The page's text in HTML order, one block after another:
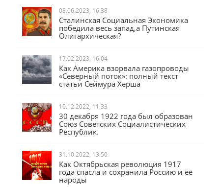
08.06.2023, 16:38
Сталинская Социальная Экономика
победила весь запад,а Путинская
Олигархическая?
17.02.2023, 16:04
Как Америка взорвала газопроводы
«Северный поток»: полный текст
статьи Сеймура Херша
10.12.2022, 11:33
30 декабря 1922 года был образован
Союз Советских Социалистических
Республик.
31.10.2022, 13:50
Как Октябрьская революция 1917
года спасла и сохранила Россию и её
народы